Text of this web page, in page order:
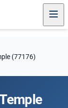
(77176)